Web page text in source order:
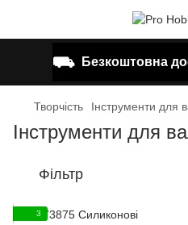
⛟ Безкоштовна
Творчість Інструменти для
Інструменти для
Фільтр
3